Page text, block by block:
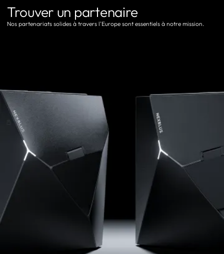
Trouver un partenaire
Nos partenariats solides à travers l'Europe sont essentiels à notre mission.